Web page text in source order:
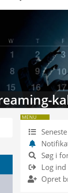
TV-
MENU
Søg i
Log ind
Opret